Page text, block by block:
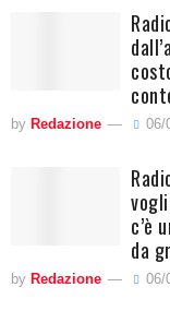
by Redazione 06/
c’è
da
by Redazione 06/